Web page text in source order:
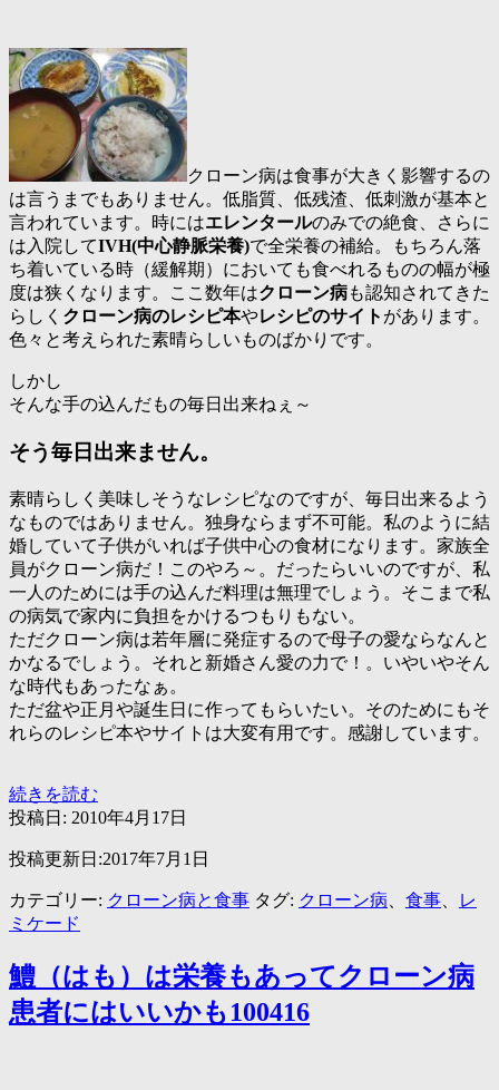
クローン病は食事が大きく影響するの
は言うまでもありません。低脂質、低残渣、低刺激が基本と
言われています。時にはエレンタールのみでの絶食、さらに
は入院してIVH(中心静脈栄養)で全栄養の補給。もちろん落
ち着いている時（緩解期）においても食べれるものの幅が極
度は狭くなります。ここ数年はクローン病も認知されてきた
らしく クローン病のレシピ本やレシピのサイト があります。
色々と考えられた素晴らしいものばかりです。
しかし
そんな手の込んだもの毎日出来ねぇ～
そう毎日出来ません。
素晴らしく美味しそうなレシピなのですが、毎日出来るよう
なものではありません。独身ならまず不可能。私のように結
婚していて子供がいれば子供中心の食材になります。 家族全
員がクローン病だ！このやろ～ 。だったらいいのですが、私
一人のためには手の込んだ料理は無理でしょう。そこまで私
の病気で家内に負担をかけるつもりもない。
ただクローン病は若年層に発症するので母子の愛ならなんと
かなるでしょう。それと新婚さん愛の力で！。いやいやそん
な時代もあったなぁ。
ただ盆や正月や誕生日に作ってもらいたい。そのためにもそ
れらのレシピ本やサイトは大変有用です。感謝しています。
続きを読む
ロ
ン
と
投稿日: 2010年4月17日
投稿更新日:2017年7月1日
カテゴリー: クローン病と食事 タグ: クローン病 食事
レ
ミケード
鱧（はも）は栄養もあってクローン病
患者にはいいかも100416